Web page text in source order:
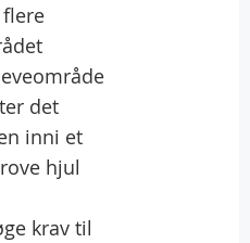
det
inni et
hjul
krav til